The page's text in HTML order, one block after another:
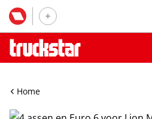
Home